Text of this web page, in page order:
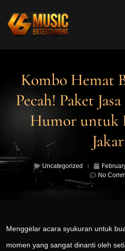
Kombo Hemat
Pecah! Paket
Humor untuk
Uncategorized
No
Menggelar acara syukuran untuk
momen yang sangat dinanti oleh